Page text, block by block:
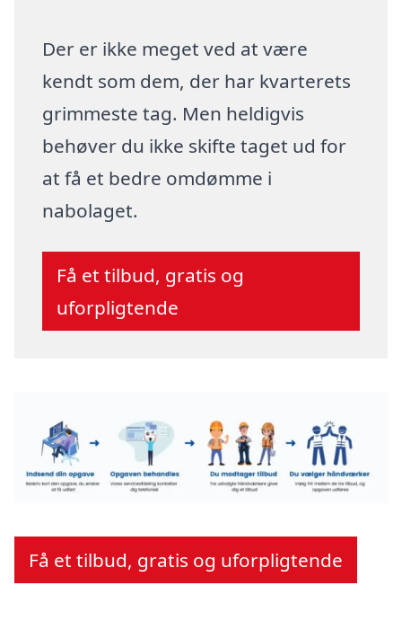
Der er ikke meget ved at være
kendt som dem, der har kvarterets
grimmeste tag. Men heldigvis
behøver du ikke skifte taget ud for
at få et bedre omdømme i
nabolaget.
Få et tilbud, gratis og
uforpligtende
Få et tilbud, gratis og uforpligtende